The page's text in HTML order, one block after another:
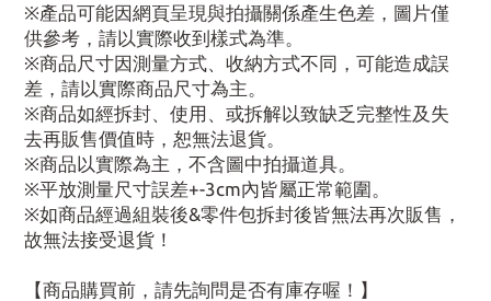
※產品可能因網頁呈現與拍攝關係產生色差，圖片僅
供參考，請以實際收到樣式為準。
※商品尺寸因測量方式、收納方式不同，可能造成誤
差，請以實際商品尺寸為主。
※商品如經拆封、使用、或拆解以致缺乏完整性及失
去再販售價值時，恕無法退貨。
※商品以實際為主，不含圖中拍攝道具。
※平放測量尺寸誤差+-3cm內皆屬正常範圍。
※如商品經過組裝後&零件包拆封後皆無法再次販售，
故無法接受退貨！
【商品購買前，請先詢問是否有庫存喔！】